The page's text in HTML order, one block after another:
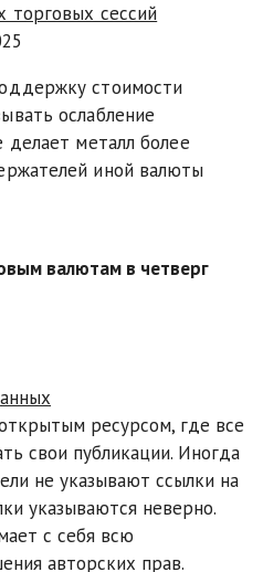
торговых сессий
стоимости
ослабление
делает металл более
иной валюты
валютам в четверг
ресурсом, где все
свои публикации. Иногда
не указывают ссылки на
указываются неверно.
с себя всю
авторских прав.